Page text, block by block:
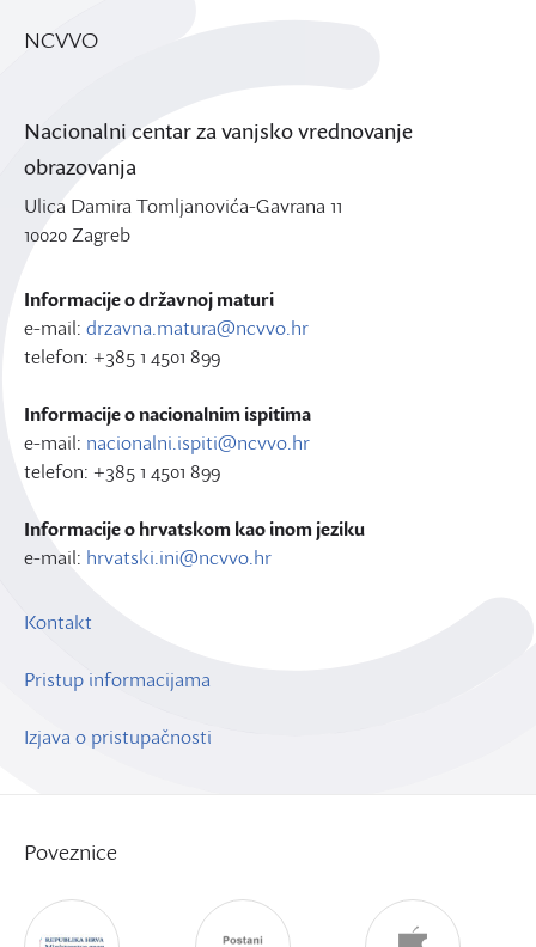
NCVVO
Nacionalni centar za vanjsko vrednovanje
obrazovanja
Ulica Damira Tomljanovića-Gavrana 11
10020 Zagreb
Informacije o državnoj maturi
e-mail: drzavna.matura@ncvvo.hr
telefon: +385 1 4501 899
Informacije o nacionalnim ispitima
e-mail: nacionalni.ispiti@ncvvo.hr
telefon: +385 1 4501 899
Informacije o hrvatskom kao inom jeziku
e-mail: hrvatski.ini@ncvvo.hr
Kontakt
Pristup informacijama
Izjava o pristupačnosti
Poveznice